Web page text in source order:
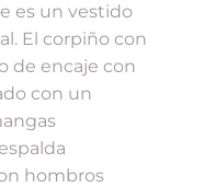
es un vestido
El corpiño con
de encaje con
con un
hombros